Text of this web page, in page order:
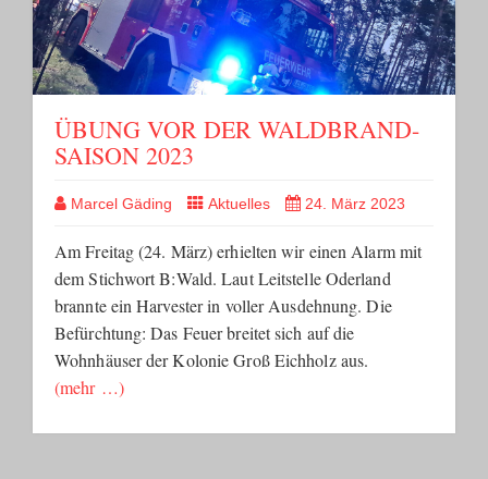
ÜBUNG VOR DER WALDBRAND-
SAISON 2023
Marcel Gäding Aktuelles 24. März 2023
Am Freitag (24. März) erhielten wir einen Alarm mit
dem Stichwort B:Wald. Laut Leitstelle Oderland
brannte ein Harvester in voller Ausdehnung. Die
Befürchtung: Das Feuer breitet sich auf die
Wohnhäuser der Kolonie Groß Eichholz aus.
(mehr …)